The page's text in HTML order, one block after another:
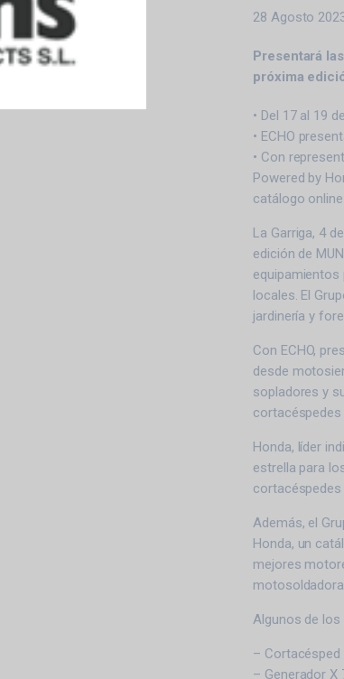
28 Agosto
Presentará
próxima
• Del 17 al 19
• ECHO
• Con
Powered by
catálogo
La Garriga, 4
edición de
locales. El
jardinería y
Con ECHO,
desde
sopladores y
cortacéspedes
Honda, líder
estrella para
Además, el
Honda, un
mejores
Algunos de los
– Cortacésped
– Generador X